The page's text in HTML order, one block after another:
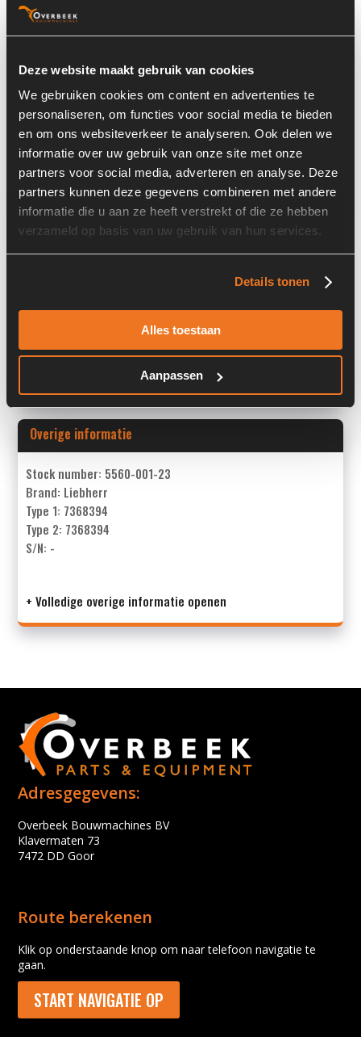
Deze website maakt gebruik van cookies
We gebruiken cookies om content en advertenties te
personaliseren, om functies voor social media te bieden
en om ons websiteverkeer te analyseren. Ook delen we
informatie over uw gebruik van onze site met onze
partners voor social media, adverteren en analyse. Deze
partners kunnen deze gegevens combineren met andere
informatie die u aan ze heeft verstrekt of die ze hebben
verzameld op basis van uw gebruik van hun services.
Details tonen
Alles toestaan
Aanpassen
Voorraad nummer:
Machine Type:
L544
Onderdeel Merk:
Liebherr
Onderdeel Type:
7368394
Onderdeel nummer:
7368394
Locatie:
4F16
Past op de volgende machines:
Overige informatie
Stock number: 5560-001-23
Brand: Liebherr
Type 1: 7368394
Type 2: 7368394
S/N: -
+ Volledige overige informatie openen
Adresgegevens:
Overbeek Bouwmachines BV
Klavermaten 73
7472 DD Goor
Route berekenen
Klik op onderstaande knop om naar telefoon navigatie te
gaan.
START NAVIGATIE OP